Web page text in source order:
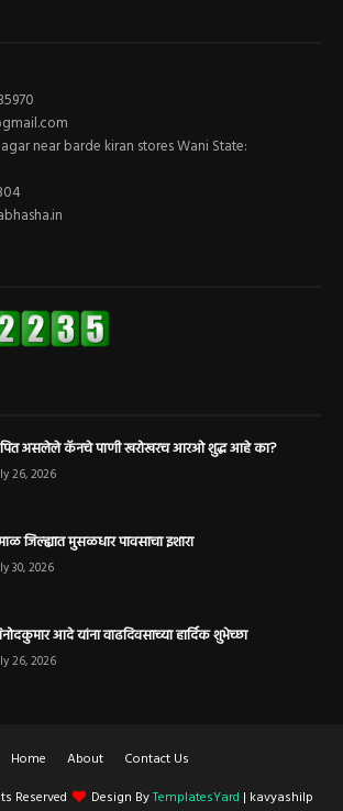
near barde kiran stores Wani State:
पित असलेले कॅनचे पाणी खरोखरच आरओ शुद्ध आहे का?
26, 2026
जिल्ह्यात मुसळधार पावसाचा इशारा
30, 2026
आदे यांना वाढदिवसाच्या हार्दिक शुभेच्छा
26, 2026
Home About
Contact Us
Reserved
Design ByTemplatesYard | kavyashilp